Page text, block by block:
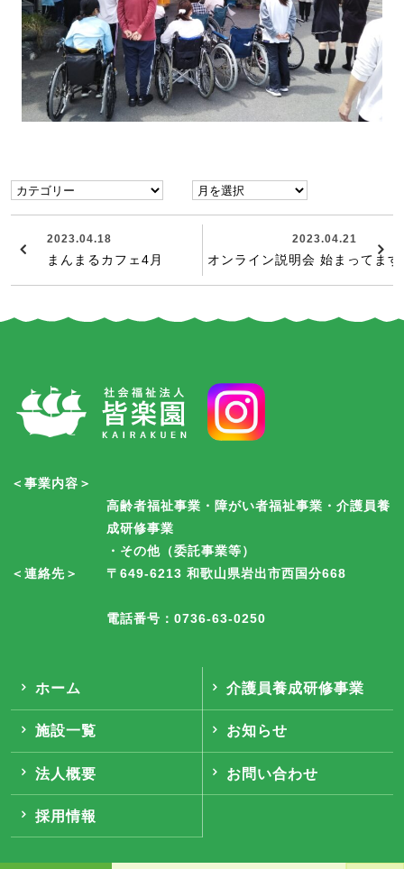
2023.04.18
まんまるカフェ4月
2023.04.21
オンライン説明会 始まってます
＜事業内容＞
高齢者福祉事業・障がい者福祉事業・介護員養
成研修事業
・その他（委託事業等）
＜連絡先＞
〒649-6213 和歌山県岩出市西国分668
電話番号：0736-63-0250
ホーム
施設一覧
法人概要
採用情報
介護員養成研修事業
お知らせ
お問い合わせ